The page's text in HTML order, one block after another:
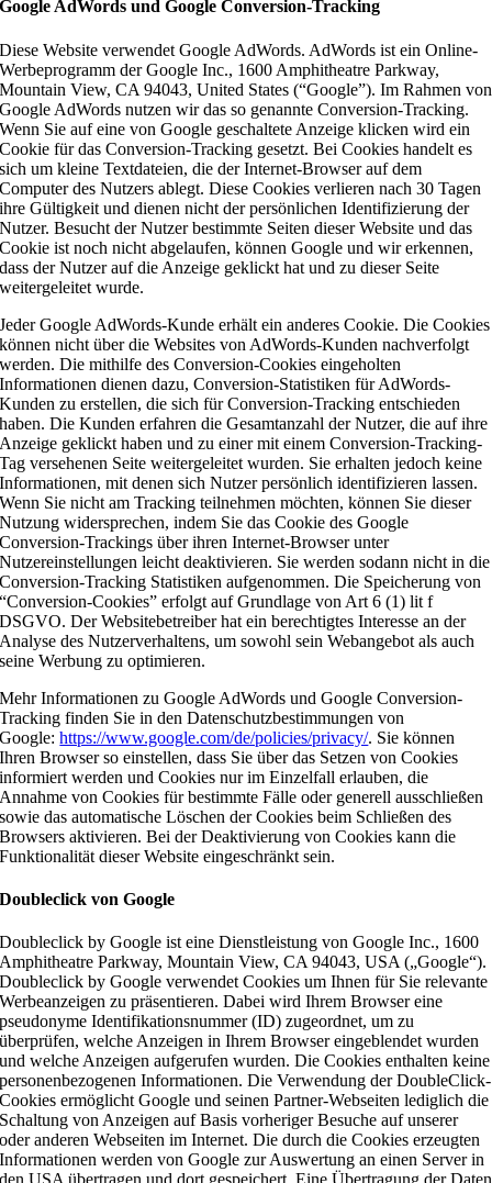
Google AdWords und Google Conversion-Tracking
Diese Website verwendet Google AdWords. AdWords ist ein Online-
Werbeprogramm der Google Inc., 1600 Amphitheatre Parkway,
Mountain View, CA 94043, United States (“Google”). Im Rahmen von
Google AdWords nutzen wir das so genannte Conversion-Tracking.
Wenn Sie auf eine von Google geschaltete Anzeige klicken wird ein
Cookie für das Conversion-Tracking gesetzt. Bei Cookies handelt es
sich um kleine Textdateien, die der Internet-Browser auf dem
Computer des Nutzers ablegt. Diese Cookies verlieren nach 30 Tagen
ihre Gültigkeit und dienen nicht der persönlichen Identifizierung der
Nutzer. Besucht der Nutzer bestimmte Seiten dieser Website und das
Cookie ist noch nicht abgelaufen, können Google und wir erkennen,
dass der Nutzer auf die Anzeige geklickt hat und zu dieser Seite
weitergeleitet wurde.
Jeder Google AdWords-Kunde erhält ein anderes Cookie. Die Cookies
können nicht über die Websites von AdWords-Kunden nachverfolgt
werden. Die mithilfe des Conversion-Cookies eingeholten
Informationen dienen dazu, Conversion-Statistiken für AdWords-
Kunden zu erstellen, die sich für Conversion-Tracking entschieden
haben. Die Kunden erfahren die Gesamtanzahl der Nutzer, die auf ihre
Anzeige geklickt haben und zu einer mit einem Conversion-Tracking-
Tag versehenen Seite weitergeleitet wurden. Sie erhalten jedoch keine
Informationen, mit denen sich Nutzer persönlich identifizieren lassen.
Wenn Sie nicht am Tracking teilnehmen möchten, können Sie dieser
Nutzung widersprechen, indem Sie das Cookie des Google
Conversion-Trackings über ihren Internet-Browser unter
Nutzereinstellungen leicht deaktivieren. Sie werden sodann nicht in die
Conversion-Tracking Statistiken aufgenommen. Die Speicherung von
“Conversion-Cookies” erfolgt auf Grundlage von Art 6 (1) lit f
DSGVO. Der Websitebetreiber hat ein berechtigtes Interesse an der
Analyse des Nutzerverhaltens, um sowohl sein Webangebot als auch
seine Werbung zu optimieren.
Mehr Informationen zu Google AdWords und Google Conversion-
Tracking finden Sie in den Datenschutzbestimmungen von
Google:https://www.google.com/de/policies/privacy/. Sie können
Ihren Browser so einstellen, dass Sie über das Setzen von Cookies
informiert werden und Cookies nur im Einzelfall erlauben, die
Annahme von Cookies für bestimmte Fälle oder generell ausschließen
sowie das automatische Löschen der Cookies beim Schließen des
Browsers aktivieren. Bei der Deaktivierung von Cookies kann die
Funktionalität dieser Website eingeschränkt sein.
Doubleclick von Google
Doubleclick by Google ist eine Dienstleistung von Google Inc., 1600
Amphitheatre Parkway, Mountain View, CA 94043, USA („Google“).
Doubleclick by Google verwendet Cookies um Ihnen für Sie relevante
Werbeanzeigen zu präsentieren. Dabei wird Ihrem Browser eine
pseudonyme Identifikationsnummer (ID) zugeordnet, um zu
überprüfen, welche Anzeigen in Ihrem Browser eingeblendet wurden
und welche Anzeigen aufgerufen wurden. Die Cookies enthalten keine
personenbezogenen Informationen. Die Verwendung der DoubleClick-
Cookies ermöglicht Google und seinen Partner-Webseiten lediglich die
Schaltung von Anzeigen auf Basis vorheriger Besuche auf unserer
oder anderen Webseiten im Internet. Die durch die Cookies erzeugten
Informationen werden von Google zur Auswertung an einen Server in
den USA übertragen und dort gespeichert. Eine Übertragung der Daten